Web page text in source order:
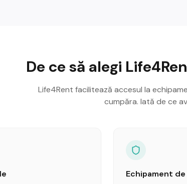
De ce să alegi
Life4Rent facilitează accesul la
cumpăra. Iată de ce
Echipament